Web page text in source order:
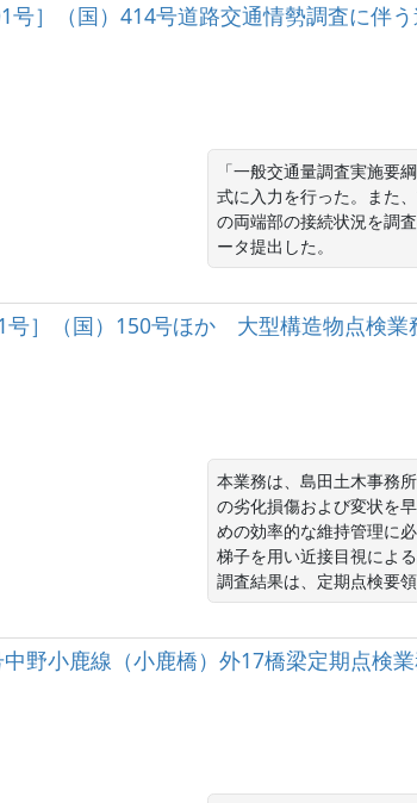
号］（国）414号道路交通情勢調査に伴
「一般交通量調査実施要
式に入力を行った。また
の両端部の接続状況を調
ータ提出した。
］（国）150号ほか 大型構造物点検業
本業務は、島田土木事務
の劣化損傷および変状を
めの効率的な維持管理に
梯子を用い近接目視によ
調査結果は、定期点検要
野小鹿線（小鹿橋）外17橋梁定期点検